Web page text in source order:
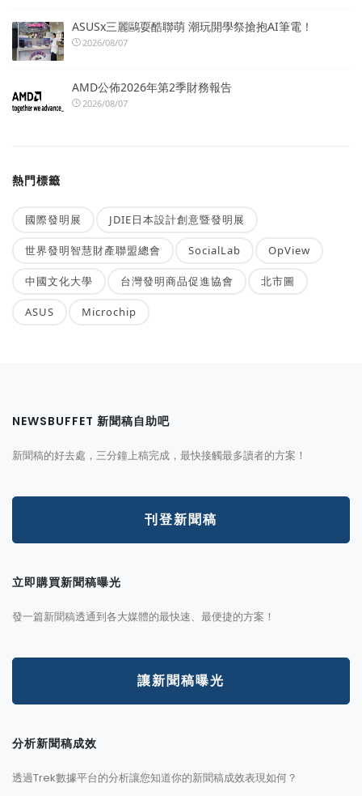
ASUSx三麗鷗耍酷聯萌 潮玩開學祭搶抱AI筆電！
2026/08/07
AMD公佈2026年第2季財務報告
2026/08/07
熱門標籤
國際發明展 JDIE日本設計創意暨發明展
世界發明智慧財產聯盟總會 SocialLab OpView
中國文化大學 台灣發明商品促進協會 北市圖
ASUS Microchip
NEWSBUFFET 新聞稿自助吧
新聞稿的好去處，三分鐘上稿完成，最快接觸最多讀者的方案！
刊登新聞稿
立即購買新聞稿曝光
發一篇新聞稿透通到各大媒體的最快速、最便捷的方案！
讓新聞稿曝光
分析新聞稿成效
透過Trek數據平台的分析讓您知道你的新聞稿成效表現如何？